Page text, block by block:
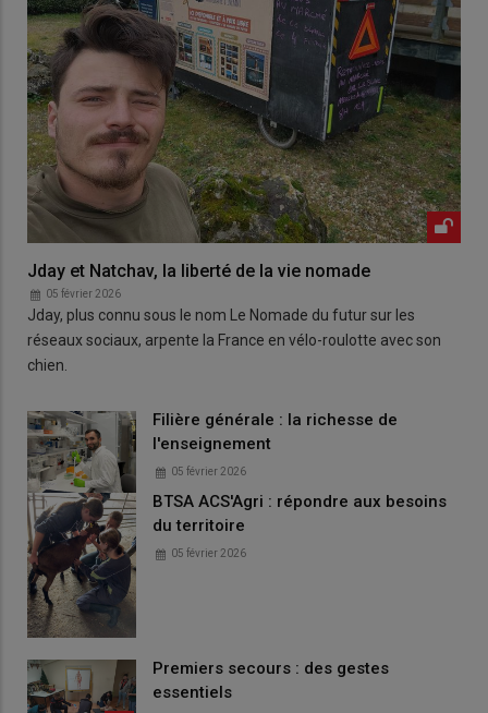
Jday et Natchav, la liberté de la vie nomade
05 février 2026
Jday, plus connu sous le nom Le Nomade du futur sur les
réseaux sociaux, arpente la France en vélo-roulotte avec son
chien.
Filière générale : la richesse de
l'enseignement
05 février 2026
BTSA ACS'Agri : répondre aux besoins
du territoire
05 février 2026
Premiers secours : des gestes
essentiels